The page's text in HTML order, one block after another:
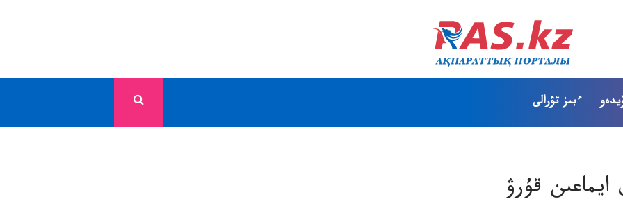
ءبىز تۋرالى
ايماعىن قۇرۋ